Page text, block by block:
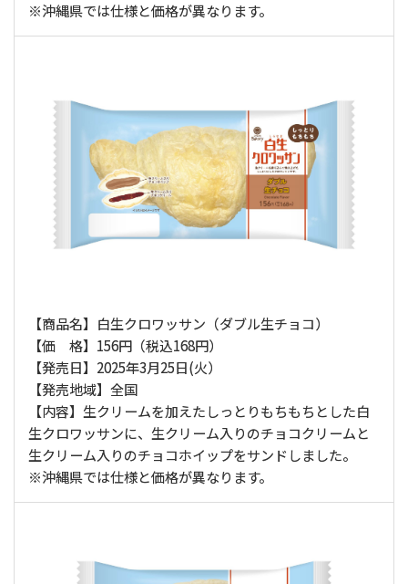
※沖縄県では仕様と価格が異なります。
【商品名】白生クロワッサン（ダブル生チョコ）
【価 格】156円（税込168円）
【発売日】2025年3月25日(火）
【発売地域】全国
【内容】生クリームを加えたしっとりもちもちとした白
生クロワッサンに、生クリーム入りのチョコクリームと
生クリーム入りのチョコホイップをサンドしました。
※沖縄県では仕様と価格が異なります。